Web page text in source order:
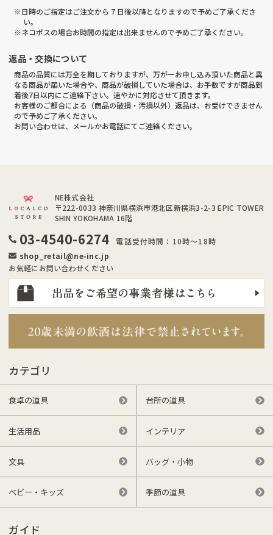
※日時のご指定はご注文から 7 日後以降となりますので予めご了承くださ
い。
※ネコポスの場合お時間の指定は出来ませんので予めご了承ください。
返品・交換について
商品の品質には万全を期しておりますが、万が一お申し込み頂いた商品と異
なる商品が届いた場合や、商品が破損していた場合は、お手数ですが商品到
着後7日以内にご連絡下さい。速やかに対応させて頂きます。
お客様のご都合による（商品の破損・汚損以外）返品は、お受けできません
ので予めご了承ください。
お問い合わせは、メールかお電話にてご連絡ください。
NE株式会社
〒222-0033 神奈川県横浜市港北区新横浜3-2-3 EPIC TOWER
SHIN YOKOHAMA 16階
03-4540-6274
電話受付時間：10時～18時
shop_retail@ne-inc.jp
お気軽にお問い合わせください
カテゴリ
食卓の道具 台所の道具
生活用品 インテリア
文具 バッグ・小物
ベビー・キッズ 季節の道具
ガイド